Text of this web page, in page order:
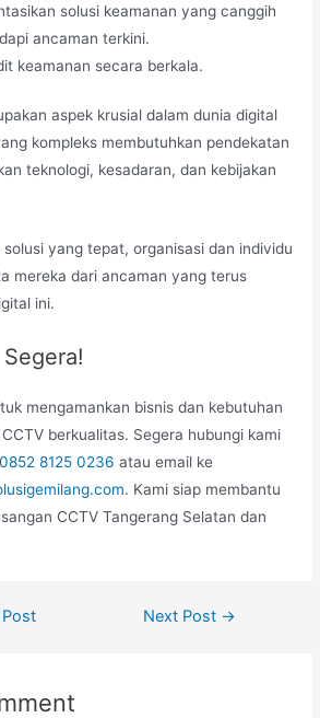
solusi keamanan yang canggih
ancaman terkini.
keamanan secara berkala.
aspek krusial dalam dunia digital
kompleks membutuhkan pendekatan
teknologi, kesadaran, dan kebijakan
yang tepat, organisasi dan individu
mereka dari ancaman yang terus
ini.
mengamankan bisnis dan kebutuhan
berkualitas. Segera hubungi kami
0852 8125 0236 atau email ke
. Kami siap membantu
CCTV Tangerang Selatan dan
Next Post →